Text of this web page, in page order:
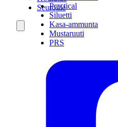
Practical
Siluetti
Kasa-ammunta
Mustaruuti
PRS
Seuroille